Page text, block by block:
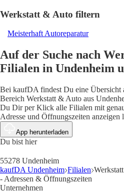
Werkstatt & Auto filtern
Meisterhaft Autoreparatur
Auf der Suche nach
Filialen in Undenheim
Bei kaufDA findest Du eine Übersicht
Bereich Werkstatt & Auto aus
Du Dir per Klick alle Filialen mit
Adresse und Öffnungszeiten anzeigen
App herunterladen
Du bist hier
55278 Undenheim
kaufDA Undenheim Filialen
- Adressen & Öffnungszeiten
Unternehmen